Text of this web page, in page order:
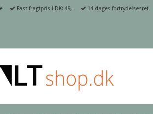
Fast fragtpris i DK: 49,- 14 dages fortrydelsesret